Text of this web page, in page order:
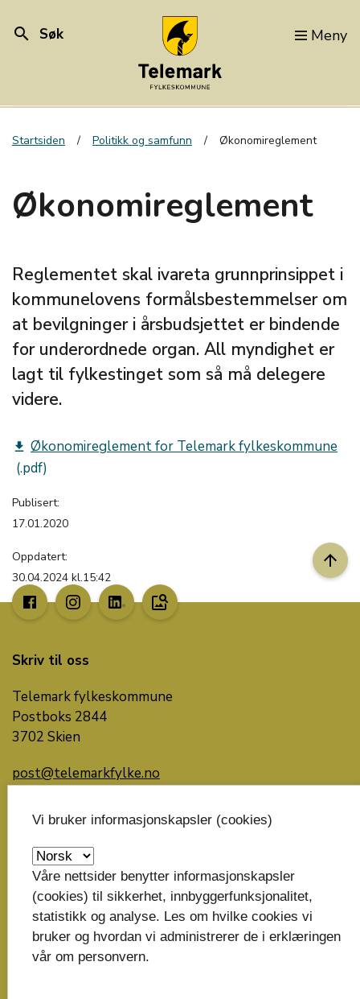
search Søk Meny
Startsiden Politikk og samfunn Økonomireglement
Økonomireglement
Reglementet skal ivareta grunnprinsippet i
kommunelovens formålsbestemmelser om
at bevilgninger i årsbudsjettet er bindende
for underordnede organ. All myndighet er
lagt til fylkestinget som så må delegere
videre.
get_app Økonomireglement for Telemark fylkeskommune
Publisert:
17.01.2020
Oppdatert:
30.04.2024 kl.15:42
arrow_upward
image_search
Skriv til oss
Telemark fylkeskommune
Postboks 2844
3702 Skien
post@telemarkfylke.no
Bankkonto: 6135.05.00137
Faktura til fylkeskommunen
Snakk med oss
15. mai til 14. september: 08:00-15:00
Vi bruker informasjonskapsler (cookies)
Våre nettsider benytter informasjonskapsler
(cookies) til sikkerhet, innbyggerfunksjonalitet,
statistikk og analyse. Les om hvilke cookies vi
bruker og hvordan vi administrerer de i erklæringen
vår om personvern.